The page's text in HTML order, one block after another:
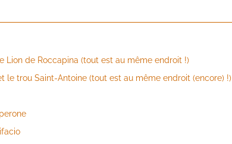
Lion de Roccapina (tout est au même endroit !)
le trou Saint-Antoine (tout est au même endroit (encore) !)